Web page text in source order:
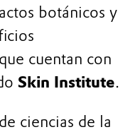
botánicos y
cuentan con
Skin Institute.
ciencias de la